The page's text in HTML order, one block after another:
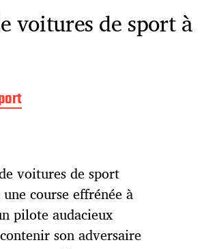
voitures de sport à
voitures de sport
course effrénée à
pilote audacieux
son adversaire